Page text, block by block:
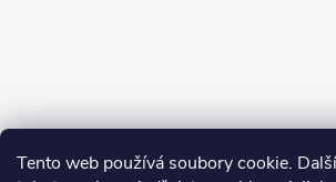
Tento web používá soubory cookie.